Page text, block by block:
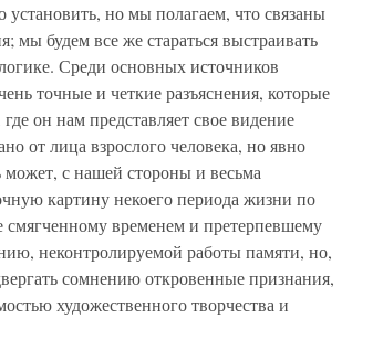
но мы полагаем, что связаны
будем все же стараться выстраивать
Среди основных источников
точные и четкие разъяснения, которые
он нам представляет свое видение
от лица взрослого человека, но явно
с нашей стороны и весьма
картину некоего периода жизни по
временем и претерпевшему
неконтролируемой работы памяти, но,
сомнению откровенные признания,
художественного творчества и